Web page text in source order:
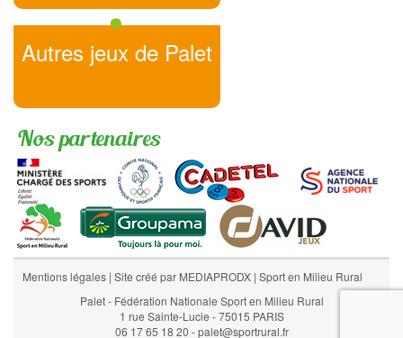
Autres jeux de Palet
Nos partenaires
Mentions légales | Site créé par MEDIAPRODX | Sport en Milieu Rural
Palet - Fédération Nationale Sport en Milieu Rural
1 rue Sainte-Lucie - 75015 PARIS
06 17 65 18 20 - palet@sportrural.fr